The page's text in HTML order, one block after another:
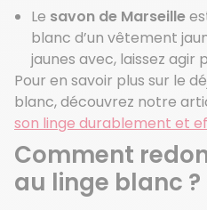
Le savon de Marseille
blanc d’un vêtement
jaunes avec, laissez agir
Pour en savoir plus sur le
blanc, découvrez notre
son linge durablement et
Comment
au linge blanc ?